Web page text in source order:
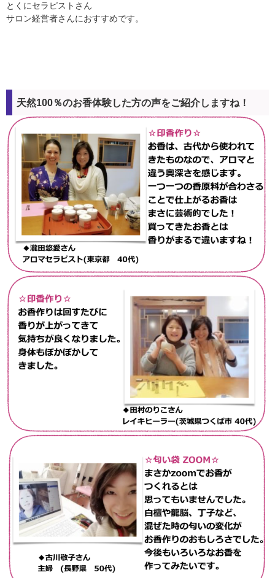
とくにセラピストさん
サロン経営者さんにおすすめです。
天然100％のお香体験した方の声をご紹介しますね！